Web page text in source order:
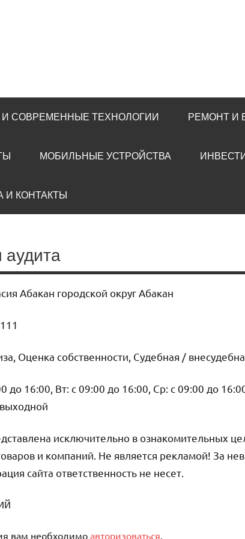
И СОВРЕМЕННЫЕ ТЕХНОЛОГИИ РЕМОНТ И
МОБИЛЬНЫЕ УСТРОЙСТВА
И КОНТАКТЫ
аудита
Абакан городской округ Абакан
Оценка собственности, Судебная /
до 16:00, Вт: с 09:00 до 16:00, Ср: с 09:00 до
исключительно в ознакомительных
и компаний. Не является рекламой! За
сайта ответственность не несет.
вам необходимо авторизоваться.